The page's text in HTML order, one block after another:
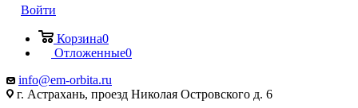
Войти
Корзина0
Отложенные0
info@em-orbita.ru
г. Астрахань, проезд Николая Островского д. 6